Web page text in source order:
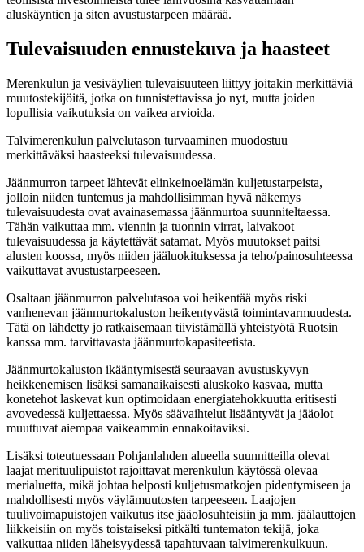
aluskäyntien ja siten avustustarpeen määrää.
Tulevaisuuden ennustekuva ja haasteet
Merenkulun ja vesiväylien tulevaisuuteen liittyy joitakin merkittäviä
muutostekijöitä, jotka on tunnistettavissa jo nyt, mutta joiden
lopullisia vaikutuksia on vaikea arvioida.
Talvimerenkulun palvelutason turvaaminen muodostuu
merkittäväksi haasteeksi tulevaisuudessa.
Jäänmurron tarpeet lähtevät elinkeinoelämän kuljetustarpeista,
jolloin niiden tuntemus ja mahdollisimman hyvä näkemys
tulevaisuudesta ovat avainasemassa jäänmurtoa suunniteltaessa.
Tähän vaikuttaa mm. viennin ja tuonnin virrat, laivakoot
tulevaisuudessa ja käytettävät satamat. Myös muutokset paitsi
alusten koossa, myös niiden jääluokituksessa ja teho/painosuhteessa
vaikuttavat avustustarpeeseen.
Osaltaan jäänmurron palvelutasoa voi heikentää myös riski
vanhenevan jäänmurtokaluston heikentyvästä toimintavarmuudesta.
Tätä on lähdetty jo ratkaisemaan tiivistämällä yhteistyötä Ruotsin
kanssa mm. tarvittavasta jäänmurtokapasiteetista.
Jäänmurtokaluston ikääntymisestä seuraavan avustuskyvyn
heikkenemisen lisäksi samanaikaisesti aluskoko kasvaa, mutta
konetehot laskevat kun optimoidaan energiatehokkuutta eritisesti
avovedessä kuljettaessa. Myös säävaihtelut lisääntyvät ja jääolot
muuttuvat aiempaa vaikeammin ennakoitaviksi.
Lisäksi toteutuessaan Pohjanlahden alueella suunnitteilla olevat
laajat merituulipuistot rajoittavat merenkulun käytössä olevaa
merialuetta, mikä johtaa helposti kuljetusmatkojen pidentymiseen ja
mahdollisesti myös väylämuutosten tarpeeseen. Laajojen
tuulivoimapuistojen vaikutus itse jääolosuhteisiin ja mm. jäälauttojen
liikkeisiin on myös toistaiseksi pitkälti tuntematon tekijä, joka
vaikuttaa niiden läheisyydessä tapahtuvaan talvimerenkulkuun.